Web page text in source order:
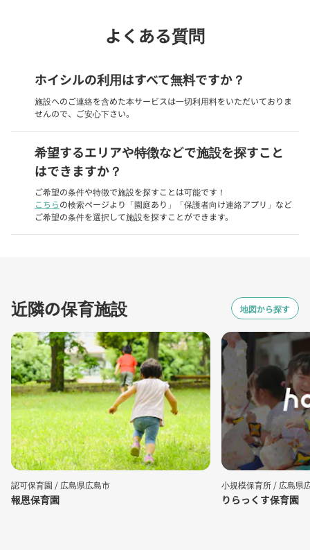
よくある質問
ホイシルの利用はすべて無料ですか？
施設へのご連絡を含めた本サービスは一切利用料をいただいておりま
せんので、ご安心下さい。
希望するエリアや特徴などで施設を探すこと
はできますか？
ご希望の条件や特徴で施設を探すことは可能です！
こちらの検索ページより「園庭あり」「保護者向け連絡アプリ」など
ご希望の条件を選択して施設を探すことができます。
近隣の保育施設 地図から探す
認可保育園 / 広島県広島市
報恩保育園
小規模保育所 / 広島県
りらっくす保育園